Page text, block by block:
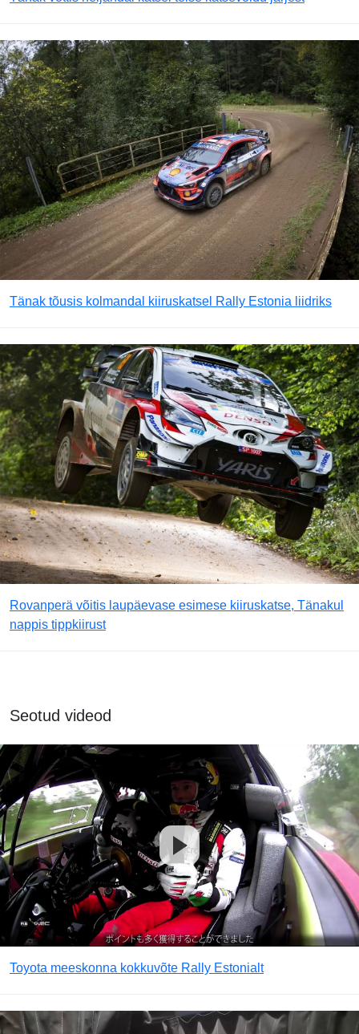
Tänak tõusis kolmandal kiiruskatsel Rally Estonia liidriks
Rovanperä võitis laupäevase esimese kiiruskatse, Tänakul
nappis tippkiirust
Seotud videod
Toyota meeskonna kokkuvõte Rally Estonialt